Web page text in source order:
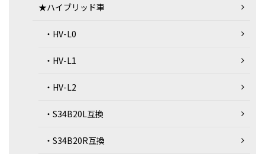
★ハイブリッド車
・HV-L0
・HV-L1
・HV-L2
・S34B20L互換
・S34B20R互換